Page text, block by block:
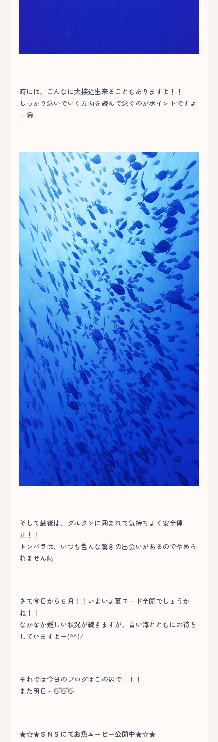
時には、こんなに大接近出来ることもありますよ！！
しっかり泳いでいく方向を読んで泳ぐのがポイントですよ
ー😁
そして最後は、グルクンに囲まれて気持ちよく安全停
止！！
トンバラは、いつも色んな驚きの出会いがあるのでやめら
れません🙋
さて今日から６月！！いよいよ夏モード全開でしょうか
ね！！
なかなか難しい状況が続きますが、青い海とともにお待ち
していますよー(^^)/
それでは今日のブログはこの辺で～！！
また明日～👋👋👋
★☆★ＳＮＳにてお魚ムービー公開中★☆★